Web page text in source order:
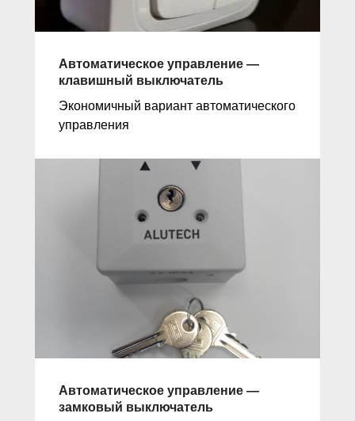
Автоматическое управление —
клавишный выключатель
Экономичный вариант автоматического
управления
Автоматическое управление —
замковый выключатель